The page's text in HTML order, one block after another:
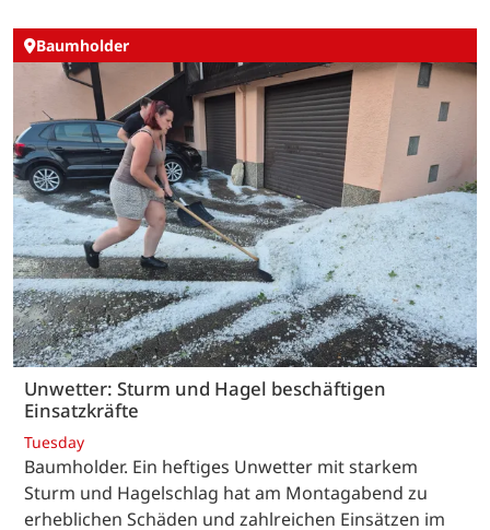
Baumholder
Unwetter: Sturm und Hagel beschäftigen
Einsatzkräfte
Tuesday
Baumholder. Ein heftiges Unwetter mit starkem
Sturm und Hagelschlag hat am Montagabend zu
erheblichen Schäden und zahlreichen Einsätzen im